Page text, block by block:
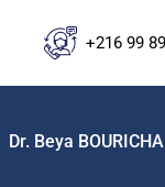
+216 99
Dr. Beya BOURICHA